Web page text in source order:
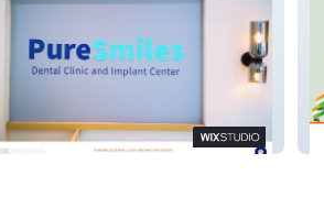
Dental Clinic